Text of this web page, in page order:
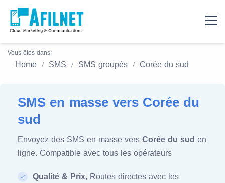
Vous êtes dans:
Home SMS SMS groupés Corée du sud
SMS en masse vers Corée du
sud
Envoyez des SMS en masse vers Corée du sud en
ligne. Compatible avec tous les opérateurs
Qualité & Prix, Routes directes avec les